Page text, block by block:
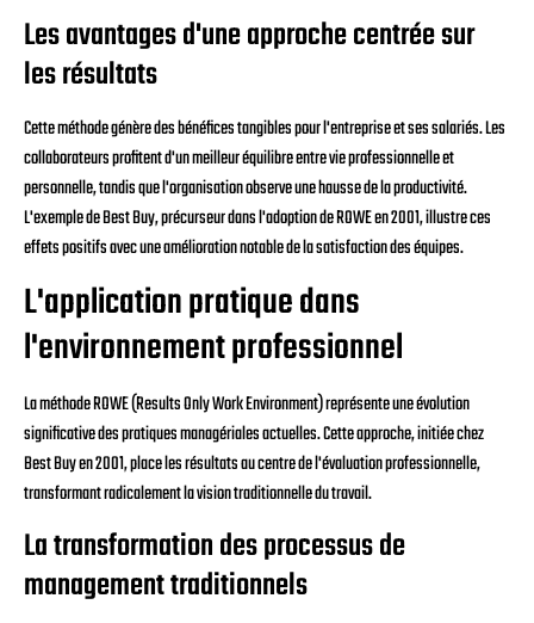
Les avantages d'une approche centrée sur
les résultats
Cette méthode génère des bénéfices tangibles pour l'entreprise et ses salariés. Les
collaborateurs profitent d'un meilleur équilibre entre vie professionnelle et
personnelle, tandis que l'organisation observe une hausse de la productivité.
L'exemple de Best Buy, précurseur dans l'adoption de ROWE en 2001, illustre ces
effets positifs avec une amélioration notable de la satisfaction des équipes.
L'application pratique dans
l'environnement professionnel
La méthode ROWE (Results Only Work Environment) représente une évolution
significative des pratiques managériales actuelles. Cette approche, initiée chez
Best Buy en 2001, place les résultats au centre de l'évaluation professionnelle,
transformant radicalement la vision traditionnelle du travail.
La transformation des processus de
management traditionnels